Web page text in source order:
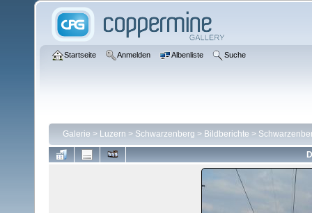
Startseite Anmelden Albenliste Suche
Galerie > Luzern > Schwarzenberg > Bildberichte >